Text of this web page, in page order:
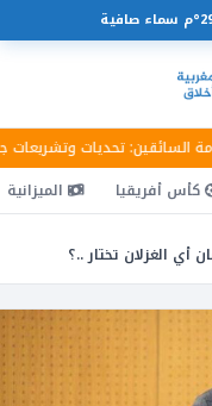
السائقين: تحديات وتشريعات
كأس أفريقيا الميزانية
أي الغزلان تختار ..؟